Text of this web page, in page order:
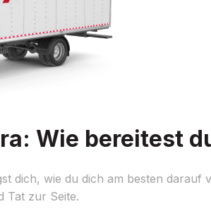
Wie bereitest
dich, wie du dich am besten darauf
Tat zur Seite.